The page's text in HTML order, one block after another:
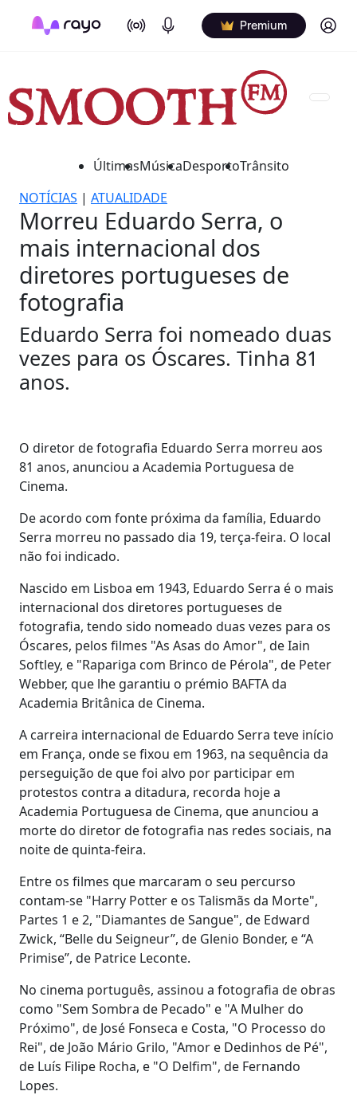
On Air Podcasts Premium Log in
ÚltimasMúsicaDesportoTrânsito
NOTÍCIAS | ATUALIDADE
Morreu Eduardo Serra, o
mais internacional dos
diretores portugueses de
fotografia
Eduardo Serra foi nomeado duas
vezes para os Óscares. Tinha 81
anos.
O diretor de fotografia Eduardo Serra morreu aos
81 anos, anunciou a Academia Portuguesa de
Cinema.
De acordo com fonte próxima da família, Eduardo
Serra morreu no passado dia 19, terça-feira. O local
não foi indicado.
Nascido em Lisboa em 1943, Eduardo Serra é o mais
internacional dos diretores portugueses de
fotografia, tendo sido nomeado duas vezes para os
Óscares, pelos filmes "As Asas do Amor", de Iain
Softley, e "Rapariga com Brinco de Pérola", de Peter
Webber, que lhe garantiu o prémio BAFTA da
Academia Britânica de Cinema.
A carreira internacional de Eduardo Serra teve início
em França, onde se fixou em 1963, na sequência da
perseguição de que foi alvo por participar em
protestos contra a ditadura, recorda hoje a
Academia Portuguesa de Cinema, que anunciou a
morte do diretor de fotografia nas redes sociais, na
noite de quinta-feira.
Entre os filmes que marcaram o seu percurso
contam-se "Harry Potter e os Talismãs da Morte",
Partes 1 e 2, "Diamantes de Sangue", de Edward
Zwick, “Belle du Seigneur”, de Glenio Bonder, e “A
Primise”, de Patrice Leconte.
No cinema português, assinou a fotografia de obras
como "Sem Sombra de Pecado" e "A Mulher do
Próximo", de José Fonseca e Costa, "O Processo do
Rei", de João Mário Grilo, "Amor e Dedinhos de Pé",
de Luís Filipe Rocha, e "O Delfim", de Fernando
Lopes.